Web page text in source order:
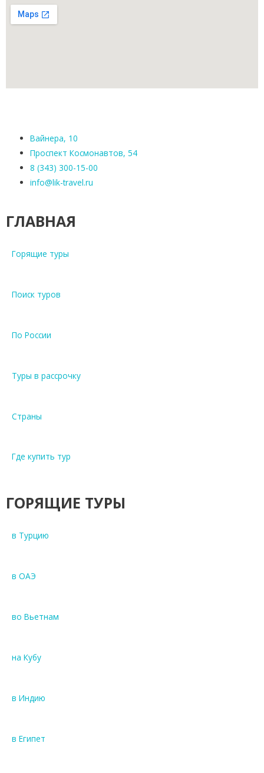
Вайнера, 10
Проспект Космонавтов, 54
8 (343) 300-15-00
info@lik-travel.ru
ГЛАВНАЯ
Горящие туры
Поиск туров
По России
Туры в рассрочку
Страны
Где купить тур
ГОРЯЩИЕ ТУРЫ
в Турцию
в ОАЭ
во Вьетнам
на Кубу
в Индию
в Египет